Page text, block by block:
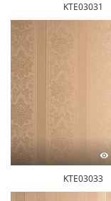
KTE03031
KTE03033